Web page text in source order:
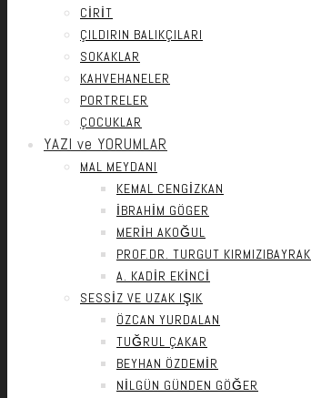
CIRIT
ÇILDIRIN BALIKÇILARI
SOKAKLAR
KAHVEHANELER
PORTRELER
ÇOCUKLAR
YAZI ve YORUMLAR
MAL MEYDANI
KEMAL CENGIZKAN
İBRAHIM GÖGER
MERIH AKOĞUL
PROF.DR. TURGUT KIRMIZIBAYRAK
A. KADIR EKINCI
SESSIZ VE UZAK IŞIK
ÖZCAN YURDALAN
TUĞRUL ÇAKAR
BEYHAN ÖZDEMIR
NILGÜN GÜNDEN GÖĞER